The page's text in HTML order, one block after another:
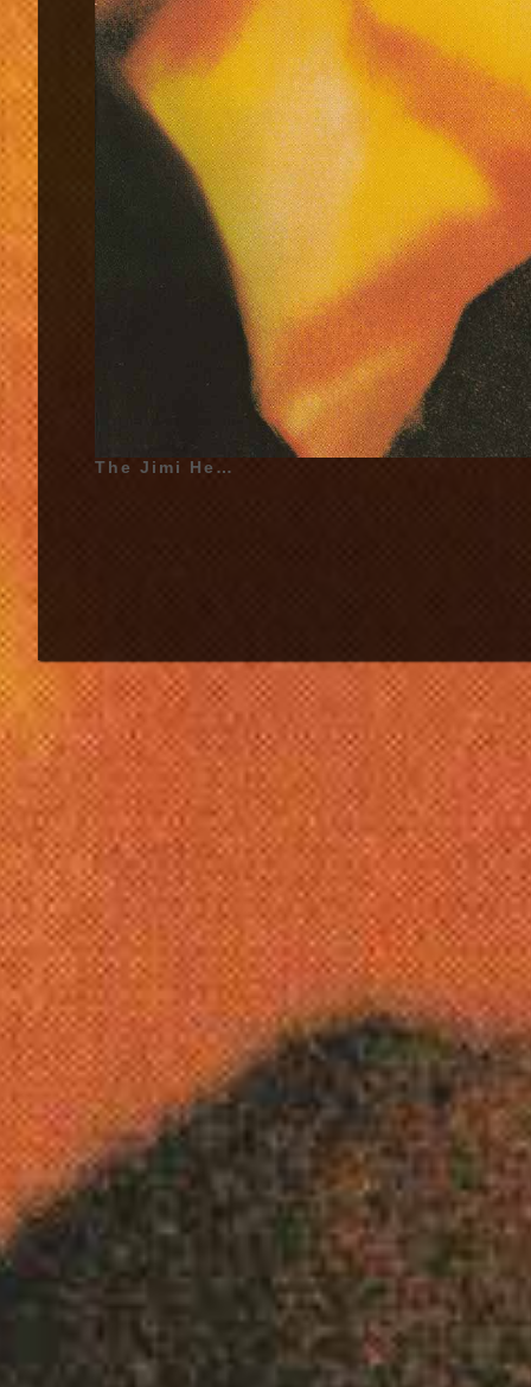
The Jimi Hendrix Experience - Electric Ladyland - 1968 | Jimi Hendrix (Aussi connu sous le nom de James Marshall Hendrix) (Nom de Naissance Johnny Allen Hendrix) - 27 Novembre 1942 - Seattle, Washington, USA, États-Unis d'Amérique - (Chant, Guitares, Piano, Percussions, Kazoo, Clavecin Electrique, Guitare Basse sur «Have You Ever Been (To Electric Ladyland)», «Long Hot Summer Night», «Gypsy Eyes», «1983... (A Merman I Should Turn to Be)», «House Burning Down», «All Along the Watchtower», Comb et Tissue Paper sur «Crosstown Traffic»), Noel Redding (Guitare Basse sur «Crosstown Traffic», «Little Miss Strange», «Come On», «Burning of the Midnight Lamp», «Voodoo Child (Slight Return)», Guitare Acoustique et Chant sur «Little Miss Strange», Chœurs, Guitare Acoustique), Mitch Mitchell (Batterie, Chœurs, Percussion toutes les chansons sauf «Rainy Day, Dream Away», «Still Raining, Still Dreaming», Chant sur «Little Miss Strange») | Artistes Additionnels (Electric Ladyland - 1968) : Freddie Smith (Saxophone Ténor sur «Rainy Day, Dream Away», «Still Raining, Still Dreaming»), Steve Winwood (Orgue Hammond sur «Voodoo Chile»), Mike Finnigan (Orgue sur «Rainy Day, Dream Away», «Still Raining, Still Dreaming»), Al Kooper (Piano sur «Long Hot Summer Night»), Dave Mason (Guitare Acoustique, Guitare à Douze Cordes, Chœurs sur «All Along The Watchtower», Guitare à Douze Cordes, Chœurs sur «Crosstown Traffic»), Jack Casady (Guitare Basse sur «Voodoo Chile»), Buddy Miles (Batterie sur «Rainy Day, Dream Away», «Still Raining, Still Dreaming»), Larry Faucette (Congas sur «Rainy Day, Dream Away», «Still Raining, Still Dreaming»), Chris Wood (Flûte sur «1983... (A Merman I Should Turn to Be)»), Brian Jones (Percussion sur «All Along the Watchtower»), The Sweet Inspirations (Chœurs sur «Burning of the Midnight Lamp») | Pochette d'Album